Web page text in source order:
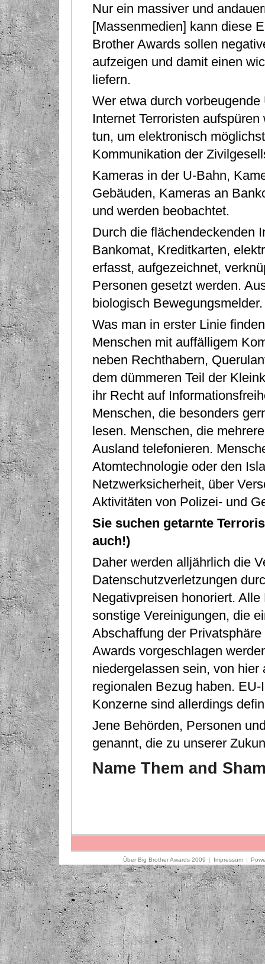
Nur ein massiver und
[Massenmedien] kann diese
Brother Awards sollen
aufzeigen und damit einen
liefern.
Wer etwa durch
Internet Terroristen
tun, um elektronisch
Kommunikation der
Kameras in der U-Bahn,
Gebäuden, Kameras an
und werden beobachtet.
Durch die ﬂächendeckenden
Bankomat, Kreditkarten,
erfasst, aufgezeichnet,
Personen gesetzt werden.
biologisch Bewegungsmelder.
Was man in erster Linie
Menschen mit auffälligem
neben Rechthabern,
dem dümmeren Teil der
ihr Recht auf
Menschen, die besonders
lesen. Menschen, die
Ausland telefonieren.
Atomtechnologie oder den
Netzwerksicherheit, über
Aktivitäten von Polizei- und
Sie suchen getarnte
auch!)
Daher werden alljährlich die
Datenschutzverletzungen
Negativpreisen honoriert.
sonstige Vereinigungen, die
Abschaffung der
Awards vorgeschlagen
niedergelassen sein, von
regionalen Bezug haben.
Konzerne sind allerdings
Jene Behörden, Personen
genannt, die zu unserer
Name Them and
Über Big Brother Awards 2009 | Impressum |